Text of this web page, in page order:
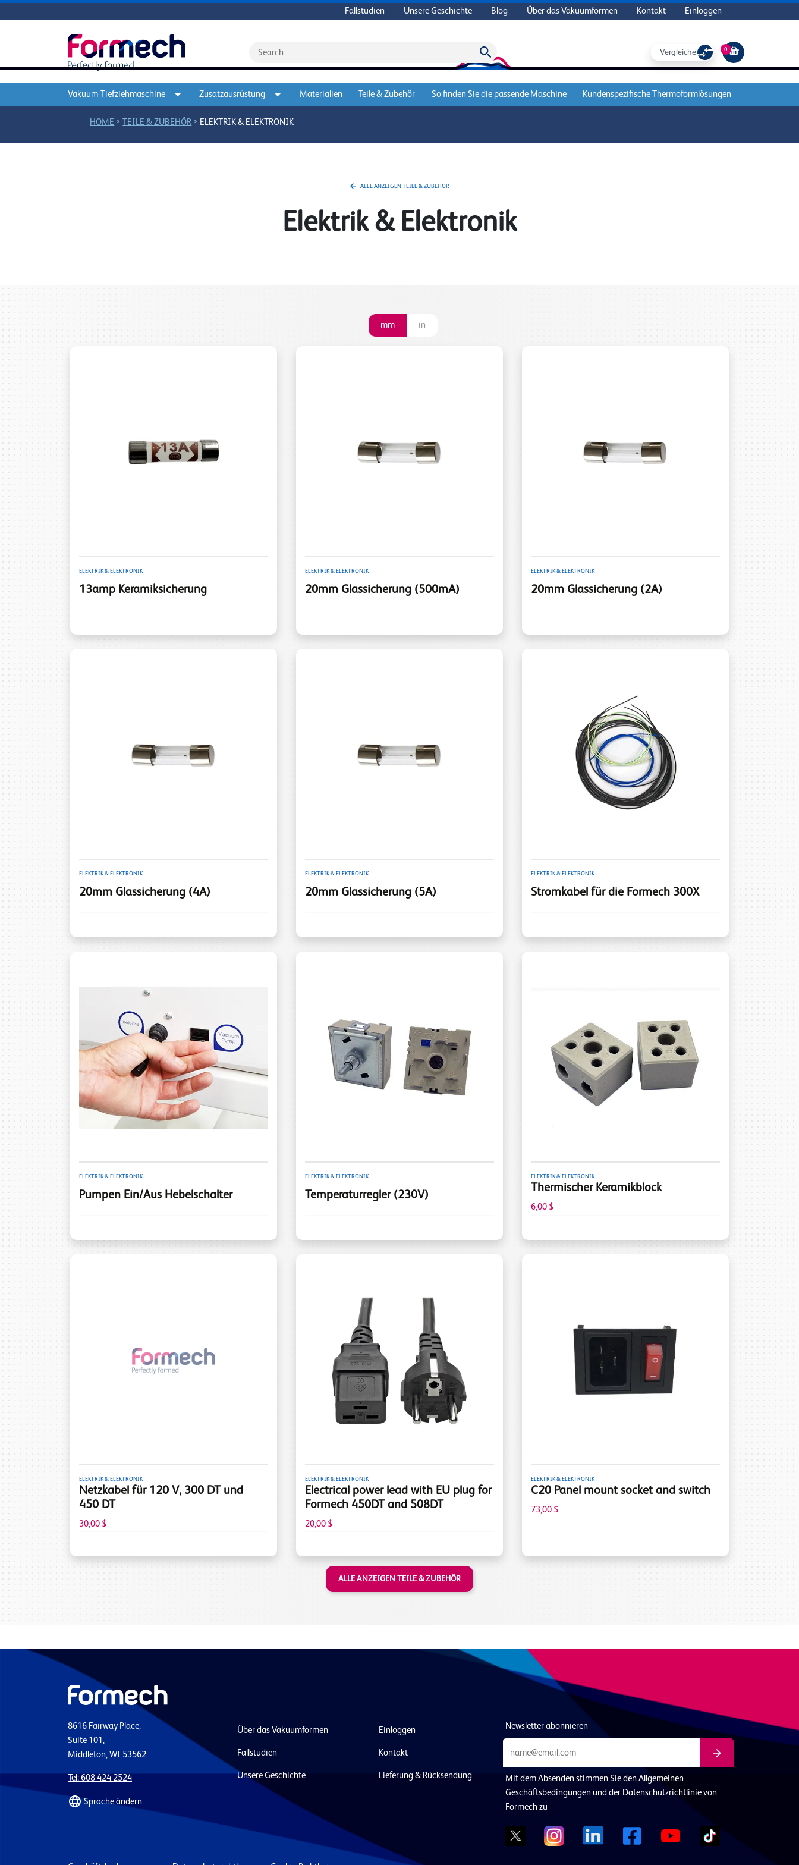
Fallstudien Unsere Geschichte Blog Über das Vakuumformen Kontakt Einloggen
Vergleichen Sie 0
Vakuum-Tiefziehmaschine Zusatzausrüstung Materialien Teile & Zubehör So finden Sie die passende Maschine Kundenspezifische Thermoformlösungen
HOME >TEILE & ZUBEHÖR > ELEKTRIK & ELEKTRONIK
ALLE ANZEIGEN TEILE & ZUBEHÖR
Elektrik & Elektronik
mm in
ELEKTRIK & ELEKTRONIK
13amp Keramiksicherung
ELEKTRIK & ELEKTRONIK
20mm Glassicherung (500mA)
ELEKTRIK & ELEKTRONIK
20mm Glassicherung (2A)
ELEKTRIK & ELEKTRONIK
20mm Glassicherung (4A)
ELEKTRIK & ELEKTRONIK
20mm Glassicherung (5A)
ELEKTRIK & ELEKTRONIK
Stromkabel für die Formech 300X
ELEKTRIK & ELEKTRONIK
Pumpen Ein/Aus Hebelschalter
ELEKTRIK & ELEKTRONIK
Temperaturregler (230V)
ELEKTRIK & ELEKTRONIK
Thermischer Keramikblock
6,00 $
ELEKTRIK & ELEKTRONIK
Netzkabel für 120 V, 300 DT und
450 DT
30,00 $
ELEKTRIK & ELEKTRONIK
Electrical power lead with EU plug for
Formech 450DT and 508DT
20,00 $
ELEKTRIK & ELEKTRONIK
C20 Panel mount socket and switch
73,00 $
ALLE ANZEIGEN TEILE & ZUBEHÖR
8616 Fairway Place,
Suite 101,
Middleton, WI 53562
Tel: 608 424 2524
Sprache ändern
Über das Vakuumformen
Fallstudien
Unsere Geschichte
Einloggen
Kontakt
Lieferung & Rücksendung
Newsletter abonnieren
Mit dem Absenden stimmen Sie den Allgemeinen
Geschäftsbedingungen und der Datenschutzrichtlinie von
Formech zu